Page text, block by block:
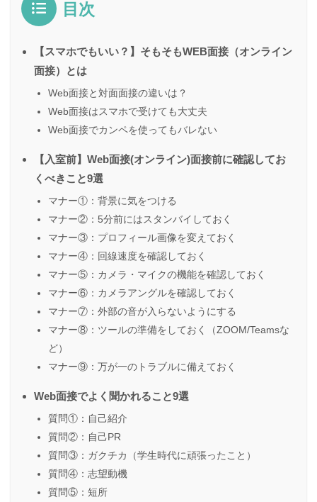
目次
【スマホでもいい？】そもそもWEB面接（オンライン
面接）とは
Web面接と対面面接の違いは？
Web面接はスマホで受けても大丈夫
Web面接でカンペを使ってもバレない
【入室前】Web面接(オンライン)面接前に確認してお
くべきこと9選
マナー①：背景に気をつける
マナー②：5分前にはスタンバイしておく
マナー③：プロフィール画像を変えておく
マナー④：回線速度を確認しておく
マナー⑤：カメラ・マイクの機能を確認しておく
マナー⑥：カメラアングルを確認しておく
マナー⑦：外部の音が入らないようにする
マナー⑧：ツールの準備をしておく（ZOOM/Teamsな
ど）
マナー⑨：万が一のトラブルに備えておく
Web面接でよく聞かれること9選
質問①：自己紹介
質問②：自己PR
質問③：ガクチカ（学生時代に頑張ったこと）
質問④：志望動機
質問⑤：短所